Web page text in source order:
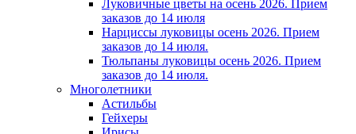
Луковичные цветы на осень 2026. Прием
заказов до 14 июля
Нарциссы луковицы осень 2026. Прием
заказов до 14 июля.
Тюльпаны луковицы осень 2026. Прием
заказов до 14 июля.
Многолетники
Астильбы
Гейхеры